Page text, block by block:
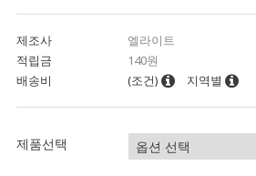
제조사
엘라이트
적립금
140원
배송비
(조건) 지역별
제품선택